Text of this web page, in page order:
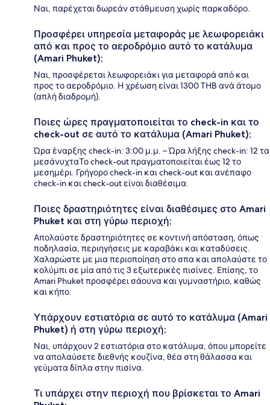
Ναι, παρέχεται δωρεάν στάθμευση χωρίς παρκαδόρο.
Προσφέρει υπηρεσία μεταφοράς με λεωφορειάκι
από και προς το αεροδρόμιο αυτό το κατάλυμα
(Amari Phuket);
Ναι, προσφέρεται λεωφορειάκι για μεταφορά από και
προς το αεροδρόμιο. Η χρέωση είναι 1300 THB ανά άτομο
(απλή διαδρομή).
Ποιες ώρες πραγματοποιείται το check-in και το
check-out σε αυτό το κατάλυμα (Amari Phuket);
Ώρα έναρξης check-in: 3:00 μ.μ. – Ώρα λήξης check-in: 12 τα
μεσάνυχταΤο check-out πραγματοποιείται έως 12 το
μεσημέρι. Γρήγορο check-in και check-out και ανέπαφο
check-in και check-out είναι διαθέσιμα.
Ποιες δραστηριότητες είναι διαθέσιμες στο Amari
Phuket και στη γύρω περιοχή;
Απολαύστε δραστηριότητες σε κοντινή απόσταση, όπως
ποδηλασία, περιηγήσεις με καραβάκι και καταδύσεις.
Χαλαρώστε με μια περιοποίηση στο σπα και απολαύστε το
κολύμπι σε μία από τις 3 εξωτερικές πισίνες. Επίσης, το
Amari Phuket προσφέρει σάουνα και γυμναστήριο, καθώς
και κήπο.
Υπάρχουν εστιατόρια σε αυτό το κατάλυμα (Amari
Phuket) ή στη γύρω περιοχή;
Ναι, υπάρχουν 2 εστιατόρια στο κατάλυμα, όπου μπορείτε
να απολαύσετε διεθνής κουζίνα, θέα στη θάλασσα και
γεύματα δίπλα στην πισίνα.
Τι υπάρχει στην περιοχή που βρίσκεται το Amari